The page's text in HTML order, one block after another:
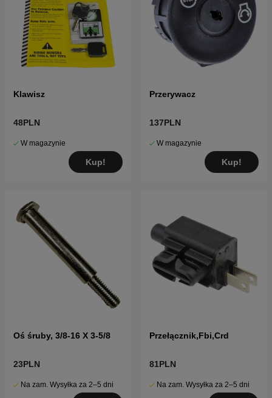
Klawisz
48PLN
W magazynie
Kup!
Przerywacz
137PLN
W magazynie
Kup!
Oś śruby, 3/8-16 X 3-5/8
23PLN
Na zam. Wysyłka za 2–5 dni
Przełącznik,Fbi,Crd
81PLN
Na zam. Wysyłka za 2–5 dni